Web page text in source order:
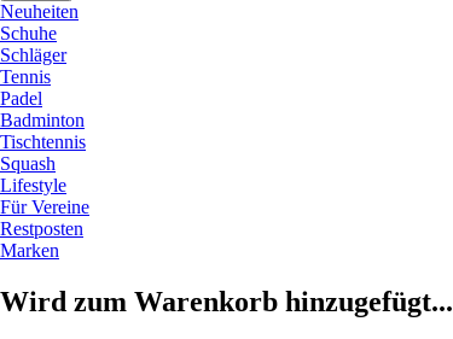
Neuheiten
Schuhe
Schläger
Tennis
Padel
Badminton
Tischtennis
Squash
Lifestyle
Für Vereine
Restposten
Marken
Wird zum Warenkorb hinzugefügt...